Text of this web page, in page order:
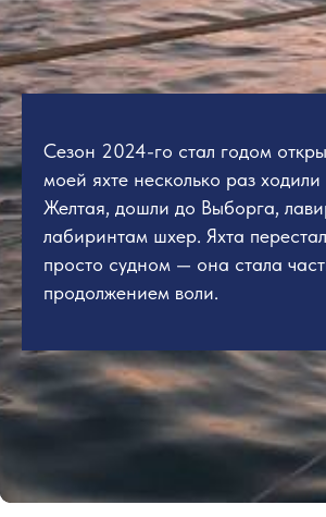
Сезон 2024-го стал годом
моей яхте несколько раз ходили
Желтая, дошли до Выборга,
лабиринтам шхер. Яхта
просто судном — она стала
продолжением воли.